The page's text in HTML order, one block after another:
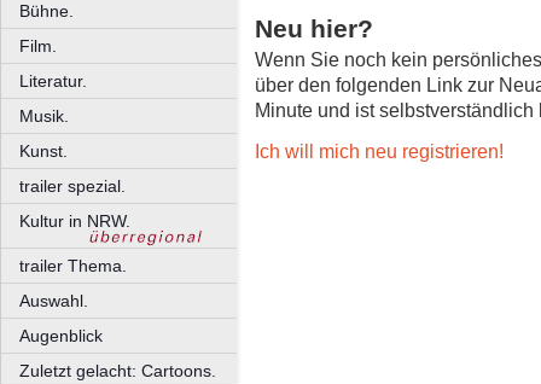
Bühne.
Film.
Literatur.
Musik.
Kunst.
trailer spezial.
Kultur in NRW.
trailer Thema.
Auswahl.
Augenblick
Zuletzt gelacht: Cartoons.
Neu hier?
Wenn Sie noch kein
über den folgenden Link zur
Minute und ist selbstverständlich
Ich will mich neu registrieren!